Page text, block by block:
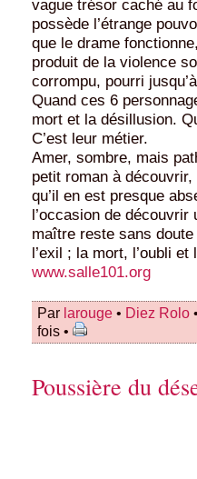
vague trésor caché au
possède l’étrange
que le drame
produit de la violence
corrompu, pourri
Quand ces 6
mort et la désillusion.
C’est leur métier.
Amer, sombre, mais
petit roman à
qu’il en est presque
l’occasion de
maître reste sans
l’exil ; la mort, l’oubli et
www.salle101.org
Par larouge • Diez Rolo
fois •
Poussière du